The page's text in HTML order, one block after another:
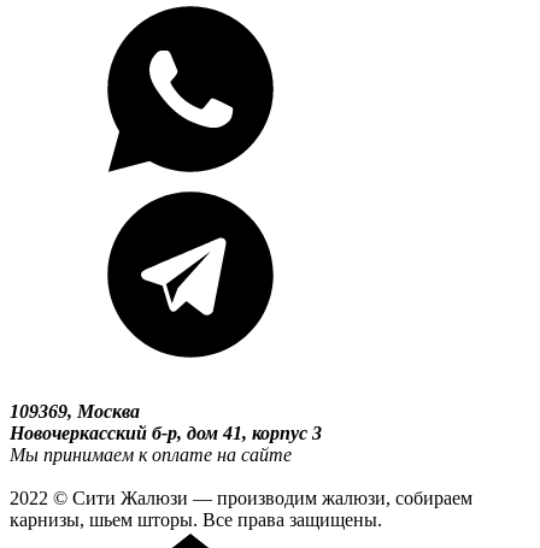
109369, Москва
Новочеркасский б-р, дом 41, корпус 3
Мы принимаем к оплате на сайте
2022 © Сити Жалюзи — производим жалюзи, собираем
карнизы, шьем шторы. Все права защищены.